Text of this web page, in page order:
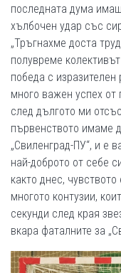
последната дума
хълбочен удар със
„Тръгнахме доста
полувреме
победа с
много важен успех от
след дългото ми
първенството имаме
„Свиленград­-ПУ“, и е
най­-доброто от себе
както днес,
многото контузии,
секунди след края
вкара фаталните за